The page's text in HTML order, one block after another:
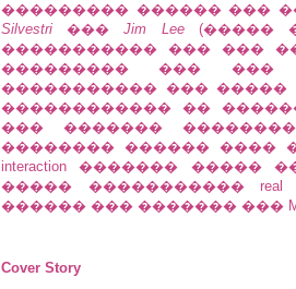
��������� ������ ���
Silvestri ���Jim Lee(�����
����������� ��� ���
��������� ��� ���
����������� ���
������������ ��
��� �������
�������� ������ ����
interaction ������� �����
����� ����������� real
������ ��� ������� ���
Cover Story